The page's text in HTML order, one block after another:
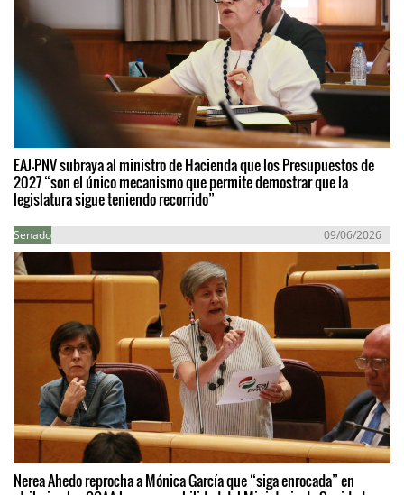
EAJ-PNV subraya al ministro de Hacienda que los Presupuestos de
2027 “son el único mecanismo que permite demostrar que la
legislatura sigue teniendo recorrido”
Senado 09/06/2026
Nerea Ahedo reprocha a Mónica García que “siga enrocada” en